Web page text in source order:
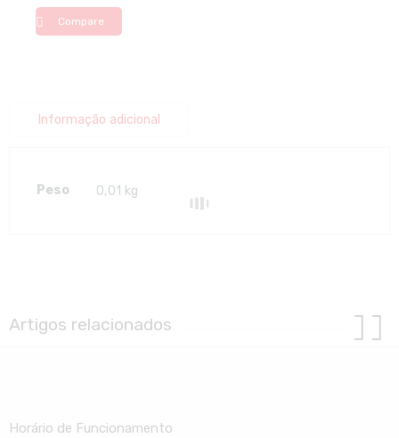
Compare
Informação adicional
Peso 0,01 kg
Artigos relacionados
Horário de Funcionamento